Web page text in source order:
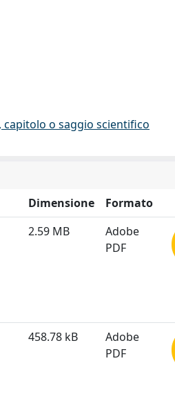
o saggio scientifico
Dimensione
Formato
2.59 MB
Adobe
PDF
458.78 kB
Adobe
PDF